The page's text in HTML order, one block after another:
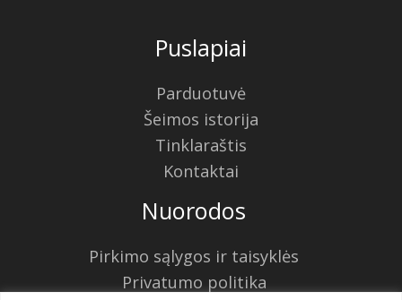
Puslapiai
Parduotuvė
Šeimos istorija
Tinklaraštis
Kontaktai
Nuorodos
Pirkimo sąlygos ir taisyklės
Privatumo politika